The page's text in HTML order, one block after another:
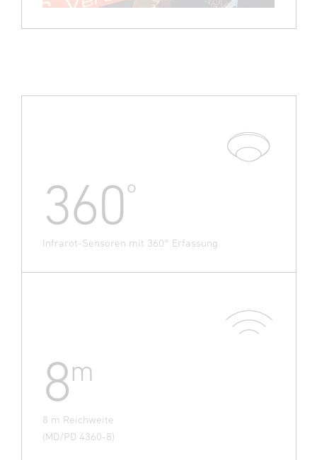
360°
Infrarot-Sensoren mit 360° Erfassung
8m
8 m Reichweite
(MD/PD 4360-8)